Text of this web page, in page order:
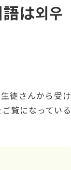
は외우
徒さんから受け
覧になっている